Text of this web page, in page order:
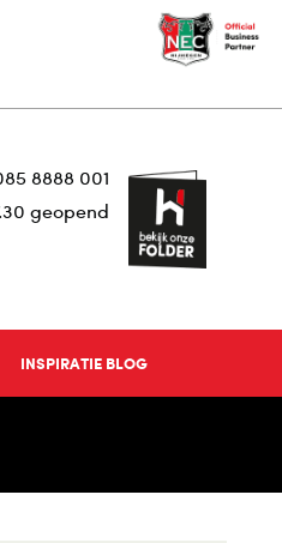
8888 001
geopend
INSPIRATIE BLOG